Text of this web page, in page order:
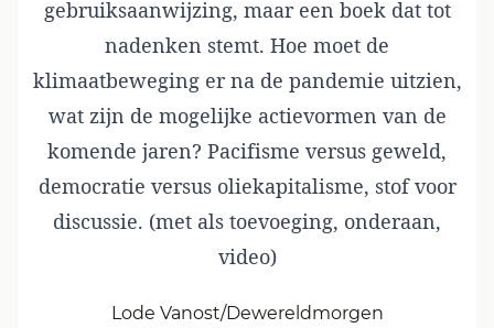
gebruiksaanwijzing, maar een boek dat tot
nadenken stemt. Hoe moet de
klimaatbeweging er na de pandemie uitzien,
wat zijn de mogelijke actievormen van de
komende jaren? Pacifisme versus geweld,
democratie versus oliekapitalisme, stof voor
discussie. (met als toevoeging, onderaan,
video)
Lode Vanost/Dewereldmorgen